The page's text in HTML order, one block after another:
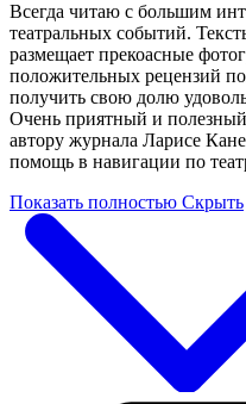
Всегда читаю с большим
театральных событий.
размещает прекоасные
положительных рецензий
получить свою долю
Очень приятный и
автору журнала Ларисе
помощь в навигации по
Показать полностью Скрыть